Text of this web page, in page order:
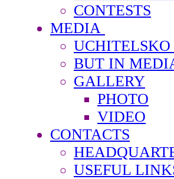
CONTESTS
MEDIA
BUT IN
GALLERY
PHOTO
VIDEO
CONTACTS
USEFUL